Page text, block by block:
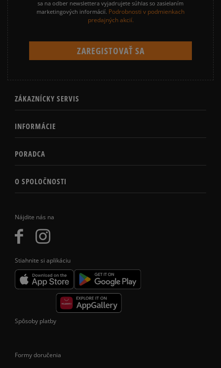
Nájdite nás na
Stiahnite si aplikáciu
sa na odber newslettera vyjadrujete súhlas so zasielaním
marketingových informácií. Podrobnosti v podmienkach
predajných akcií.
ZÁKAZNÍCKY SERVIS
INFORMÁCIE
PORADCA
O SPOLOČNOSTI
Spôsoby platby
Formy doručenia